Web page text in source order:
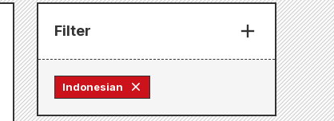
Filter
Indonesian